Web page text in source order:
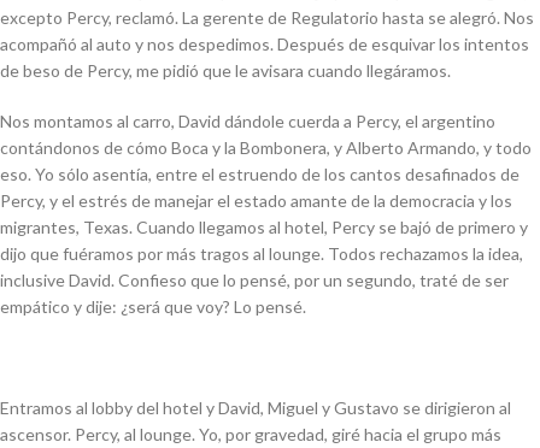
excepto Percy, reclamó. La gerente de Regulatorio hasta se alegró. Nos
acompañó al auto y nos despedimos. Después de esquivar los intentos
de beso de Percy, me pidió que le avisara cuando llegáramos.
Nos montamos al carro, David dándole cuerda a Percy, el argentino
contándonos de cómo Boca y la Bombonera, y Alberto Armando, y todo
eso. Yo sólo asentía, entre el estruendo de los cantos desafinados de
Percy, y el estrés de manejar el estado amante de la democracia y los
migrantes, Texas. Cuando llegamos al hotel, Percy se bajó de primero y
dijo que fuéramos por más tragos al lounge. Todos rechazamos la idea,
inclusive David. Confieso que lo pensé, por un segundo, traté de ser
empático y dije: ¿será que voy? Lo pensé.
Entramos al lobby del hotel y David, Miguel y Gustavo se dirigieron al
ascensor. Percy, al lounge. Yo, por gravedad, giré hacia el grupo más